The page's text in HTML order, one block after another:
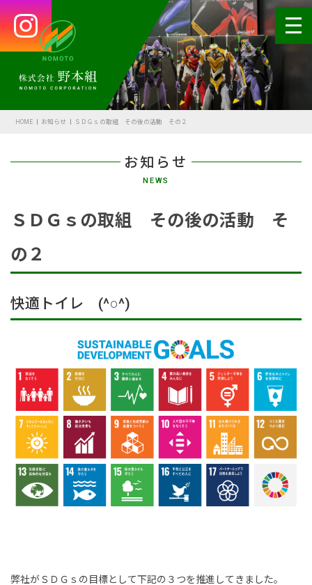
お知らせ
NEWS
HOME お知らせ ＳＤＧｓの取組 その後の活動 その２
ＳＤＧｓの取組 その後の活動 そ
の２
快適トイレ (^○^)
弊社がＳＤＧｓの目標として下記の３つを推進してきました。
HOME
代表あいさつ
会社概要・沿革
受賞歴
アクセス
事業内容
土木部門
建築部門
融雪部門
アグリ事業部
お知らせ
野本組紹介MOVIE